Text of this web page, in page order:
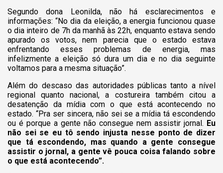
Segundo dona Leonilda, não há esclarecimentos e
informações: “No dia da eleição, a energia funcionou quase
o dia inteiro de 7h da manhã às 22h, enquanto estava sendo
apurado os votos, nem parecia que o estado estava
enfrentando esses problemas de energia, mas
infelizmente a eleição só dura um dia e no dia seguinte
voltamos para a mesma situação”.
Além do descaso das autoridades públicas tanto a nível
regional quanto nacional, a costureira também citou a
desatenção da mídia com o que está acontecendo no
estado. “Pra ser sincera, não sei se a mídia tá escondendo
ou é porque a gente não consegue nem assistir jornal. Eu
não sei se eu tô sendo injusta nesse ponto de dizer
que tá escondendo, mas quando a gente consegue
assistir o jornal, a gente vê pouca coisa falando sobre
o que está acontecendo”.